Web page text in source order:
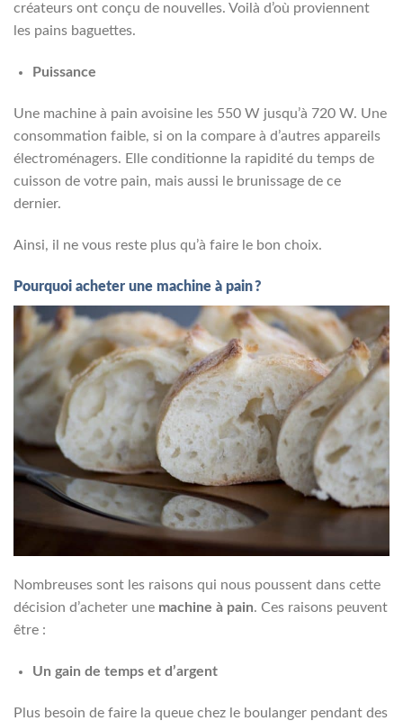
créateurs ont conçu de nouvelles. Voilà d’où proviennent
les pains baguettes.
Puissance
Une machine à pain avoisine les 550 W jusqu’à 720 W. Une
consommation faible, si on la compare à d’autres appareils
électroménagers. Elle conditionne la rapidité du temps de
cuisson de votre pain, mais aussi le brunissage de ce
dernier.
Ainsi, il ne vous reste plus qu’à faire le bon choix.
Pourquoi acheter une machine à pain ?
Nombreuses sont les raisons qui nous poussent dans cette
décision d’acheter une machine à pain. Ces raisons peuvent
être :
Un gain de temps et d’argent
Plus besoin de faire la queue chez le boulanger pendant des